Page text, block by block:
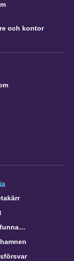
och kontor
funna…